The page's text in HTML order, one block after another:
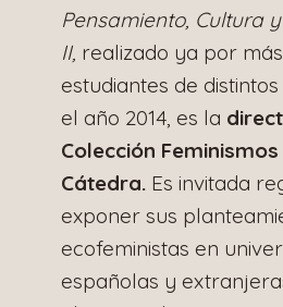
Pensamiento, Cultura
II, realizado ya por
estudiantes de
el año 2014, es la
Colección
Cátedra. Es invitada
exponer sus
ecofeministas en
españolas y